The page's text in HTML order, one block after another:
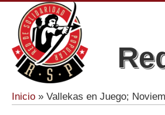
Se encuentra usted aquí
Inicio » Vallekas en Juego;